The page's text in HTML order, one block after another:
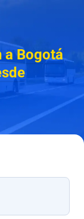
a Bogotá